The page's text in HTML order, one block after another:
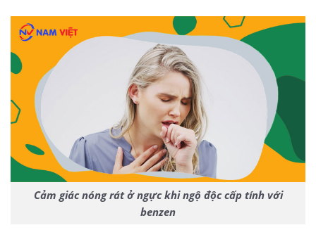
Cảm giác nóng rát ở ngực khi ngộ độc cấp tính với
benzen